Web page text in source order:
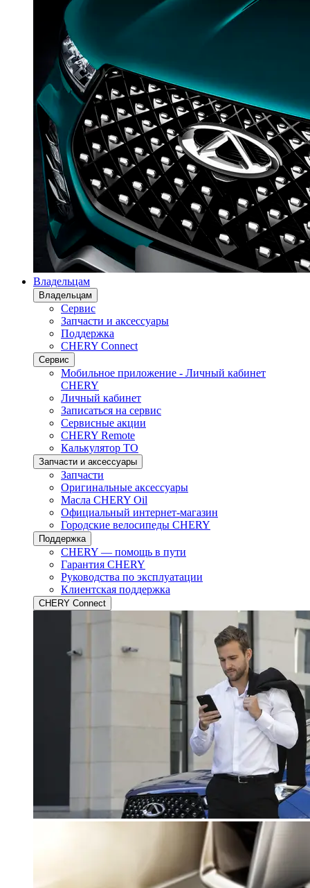
Владельцам
Владельцам
Сервис
Запчасти и аксессуары
Поддержка
CHERY Connect
Сервис
Мобильное приложение - Личный кабинет
CHERY
Личный кабинет
Записаться на сервис
Сервисные акции
CHERY Remote
Калькулятор ТО
Запчасти и аксессуары
Запчасти
Оригинальные аксессуары
Масла CHERY Oil
Официальный интернет-магазин
Городские велосипеды CHERY
Поддержка
CHERY — помощь в пути
Гарантия CHERY
Руководства по эксплуатации
Клиентская поддержка
CHERY Connect